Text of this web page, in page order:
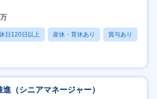
日120日以上 産休・育休あり 賞与あり
（シニアマネージャー）